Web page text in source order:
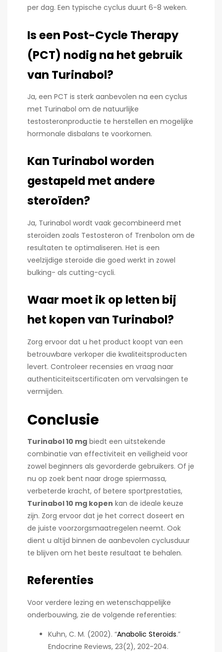
per dag. Een typische cyclus duurt 6-8 weken.
Is een Post-Cycle Therapy
(PCT) nodig na het gebruik
van Turinabol?
Ja, een PCT is sterk aanbevolen na een cyclus
met Turinabol om de natuurlijke
testosteronproductie te herstellen en mogelijke
hormonale disbalans te voorkomen.
Kan Turinabol worden
gestapeld met andere
steroïden?
Ja, Turinabol wordt vaak gecombineerd met
steroïden zoals Testosteron of Trenbolon om de
resultaten te optimaliseren. Het is een
veelzijdige steroïde die goed werkt in zowel
bulking- als cutting-cycli.
Waar moet ik op letten bij
het kopen van Turinabol?
Zorg ervoor dat u het product koopt van een
betrouwbare verkoper die kwaliteitsproducten
levert. Controleer recensies en vraag naar
authenticiteitscertificaten om vervalsingen te
vermijden.
Conclusie
Turinabol 10 mg biedt een uitstekende
combinatie van effectiviteit en veiligheid voor
zowel beginners als gevorderde gebruikers. Of je
nu op zoek bent naar droge spiermassa,
verbeterde kracht, of betere sportprestaties,
Turinabol 10 mg kopen kan de ideale keuze
zijn. Zorg ervoor dat je het correct doseert en
de juiste voorzorgsmaatregelen neemt. Ook
dient u altijd binnen de aanbevolen cyclusduur
te blijven om het beste resultaat te behalen.
Referenties
Voor verdere lezing en wetenschappelijke
onderbouwing, zie de volgende referenties:
Kuhn, C. M. (2002). “Anabolic Steroids.”
Endocrine Reviews, 23(2), 202-204.